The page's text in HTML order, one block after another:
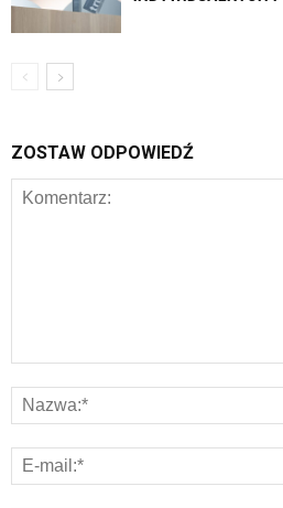
ZOSTAW ODPOWIEDŹ